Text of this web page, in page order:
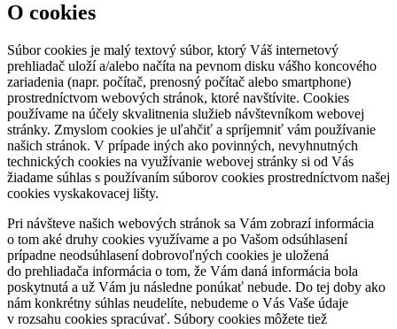
O cookies
Súbor cookies je malý textový súbor, ktorý Váš internetový
prehliadač uloží a/alebo načíta na pevnom disku vášho koncového
zariadenia (napr. počítač, prenosný počítač alebo smartphone)
prostredníctvom webových stránok, ktoré navštívite. Cookies
používame na účely skvalitnenia služieb návštevníkom webovej
stránky. Zmyslom cookies je uľahčiť a spríjemniť vám používanie
našich stránok. V prípade iných ako povinných, nevyhnutných
technických cookies na využívanie webovej stránky si od Vás
žiadame súhlas s používaním súborov cookies prostredníctvom našej
cookies vyskakovacej lišty.
Pri návšteve našich webových stránok sa Vám zobrazí informácia
o tom aké druhy cookies využívame a po Vašom odsúhlasení
prípadne neodsúhlasení dobrovoľných cookies je uložená
do prehliadača informácia o tom, že Vám daná informácia bola
poskytnutá a už Vám ju následne ponúkať nebude. Do tej doby ako
nám konkrétny súhlas neudelíte, nebudeme o Vás Vaše údaje
v rozsahu cookies spracúvať. Súbory cookies môžete tiež